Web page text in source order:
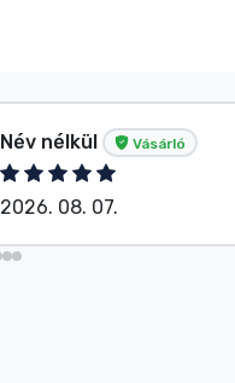
Név nélkül Vásárló
2026. 08. 07.